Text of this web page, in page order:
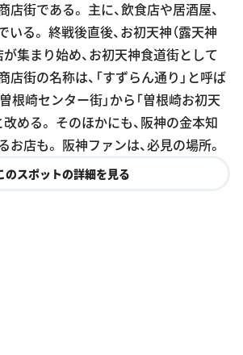
街である。 主に、飲食店や居酒屋、
る。 終戦後直後、お初天神（露天神
が集まり始め、お初天神食道街として
店街の名称は、「すずらん通り」と呼ば
根崎センター街」から「曽根崎お初天
める。 そのほかにも、阪神の金本知
店も。 阪神ファンは、必見の場所。
のスポットの詳細を見る